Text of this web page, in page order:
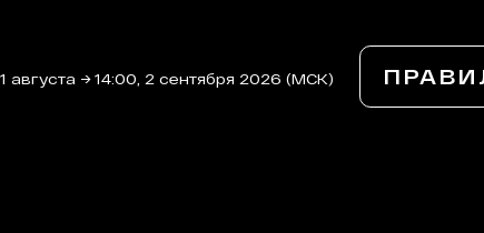
августа → 14:00, 2 сентября 2026 (МСК)